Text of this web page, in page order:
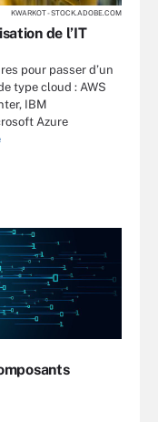
KWARKOT - STOCK.ADOBE.COM
de l’IT
pour passer d’un
type cloud : AWS
IBM
Azure